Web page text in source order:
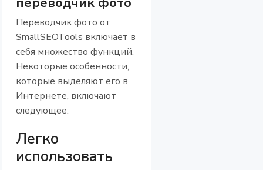
Переводчик фото от
SmallSEOTools включает в
себя множество функций.
Некоторые особенности,
которые выделяют его в
Интернете, включают
следующее:
Легко
использовать